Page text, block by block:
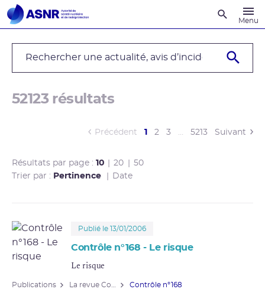
Menu
52123 résultats
Précédent 1 (current)
2 3 … 5213 Suivant
Résultats par page : 10 20
50
Trier par : Pertinence Date
Publié le 13/01/2006
Contrôle n°168 - Le risque
Le risque
Publications Contrôle n°168